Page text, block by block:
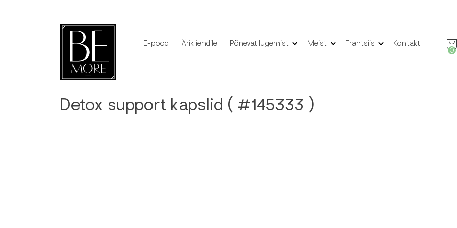
E-pood Ärikliendile Põnevat lugemist Meist Frantsiis
Kontakt
0
Detox support kapslid ( #145333 )